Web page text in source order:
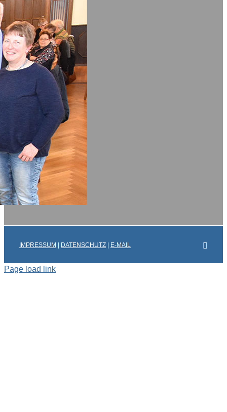
IMPRESSUM DATENSCHUTZ E-MAIL
Page load link